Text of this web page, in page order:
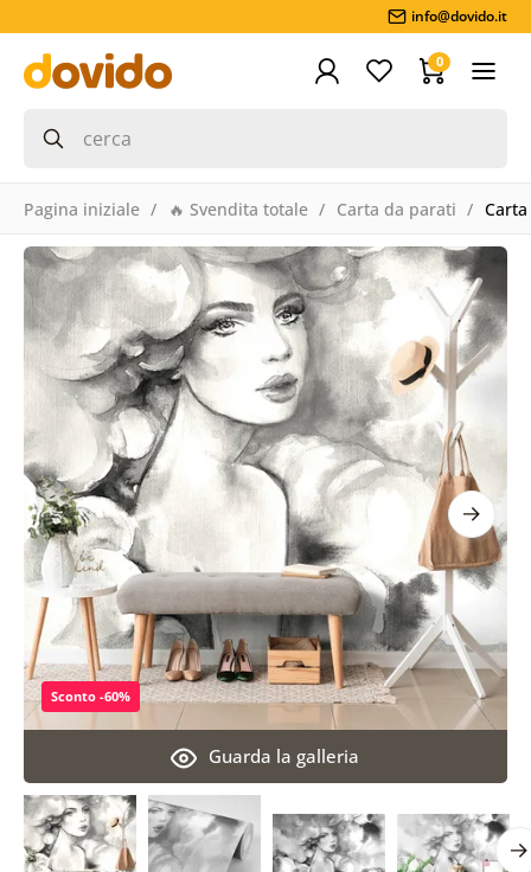
info@dovido.it
0
Pagina iniziale 🔥 Svendita totale Carta da parati
Guarda la galleria
Sconto -60%